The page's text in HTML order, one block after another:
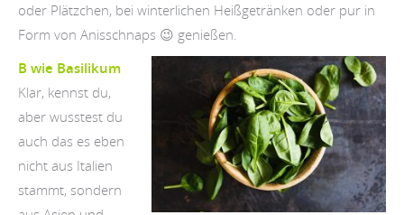
oder Plätzchen, bei winterlichen Heißgetränken oder pur in
Form von Anisschnaps 😉 genießen.
B wie Basilikum
Klar, kennst du,
aber wusstest du
auch das es eben
nicht aus Italien
stammt, sondern